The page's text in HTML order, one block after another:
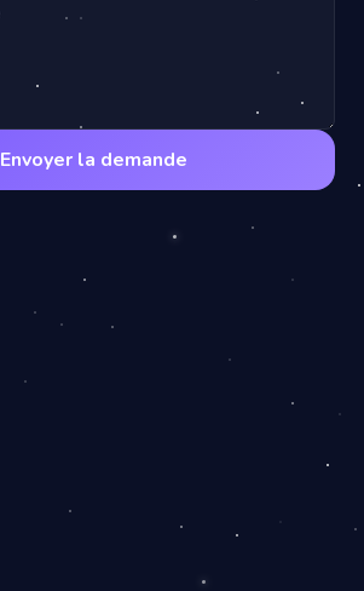
Envoyer la demande